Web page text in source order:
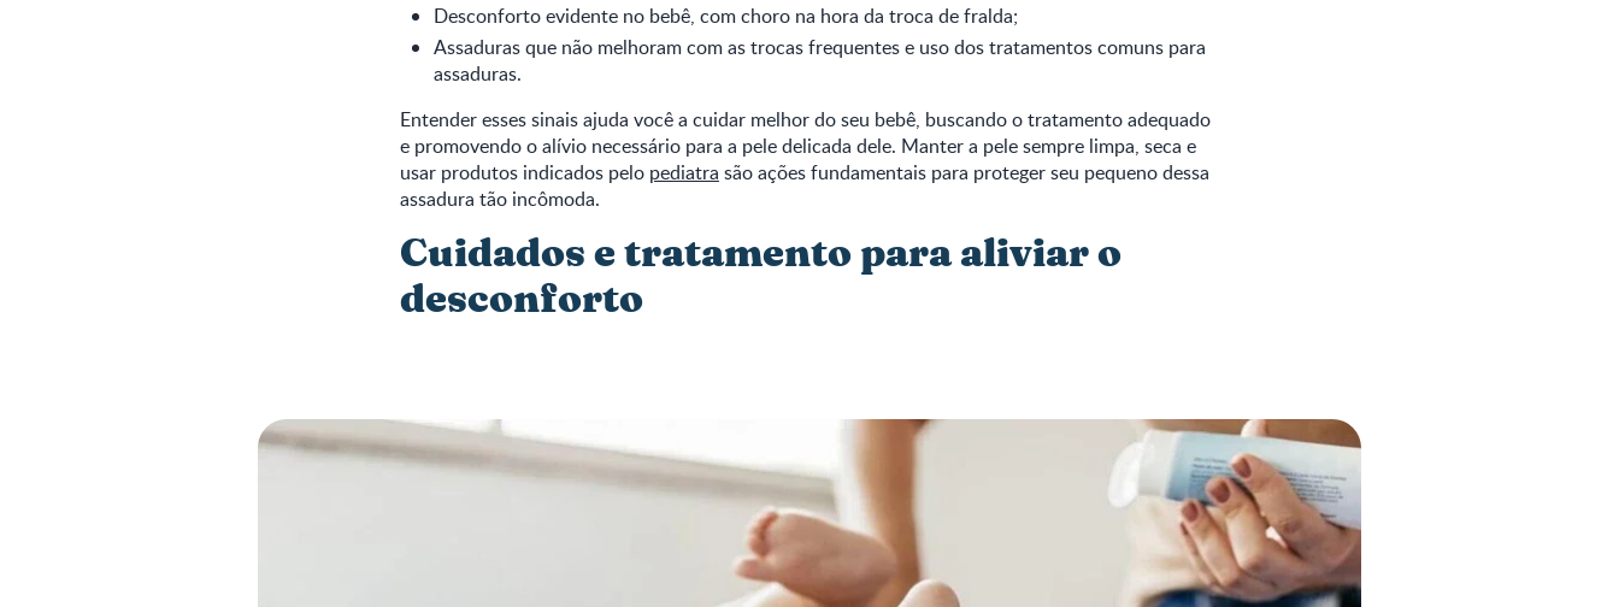
Desconforto evidente no bebê, com choro na hora da troca de fralda;
Assaduras que não melhoram com as trocas frequentes e uso dos tratamentos comuns para
assaduras.
Entender esses sinais ajuda você a cuidar melhor do seu bebê, buscando o tratamento adequado
e promovendo o alívio necessário para a pele delicada dele. Manter a pele sempre limpa, seca e
usar produtos indicados pelo pediatra são ações fundamentais para proteger seu pequeno dessa
assadura tão incômoda.
Cuidados e tratamento para aliviar o
desconforto